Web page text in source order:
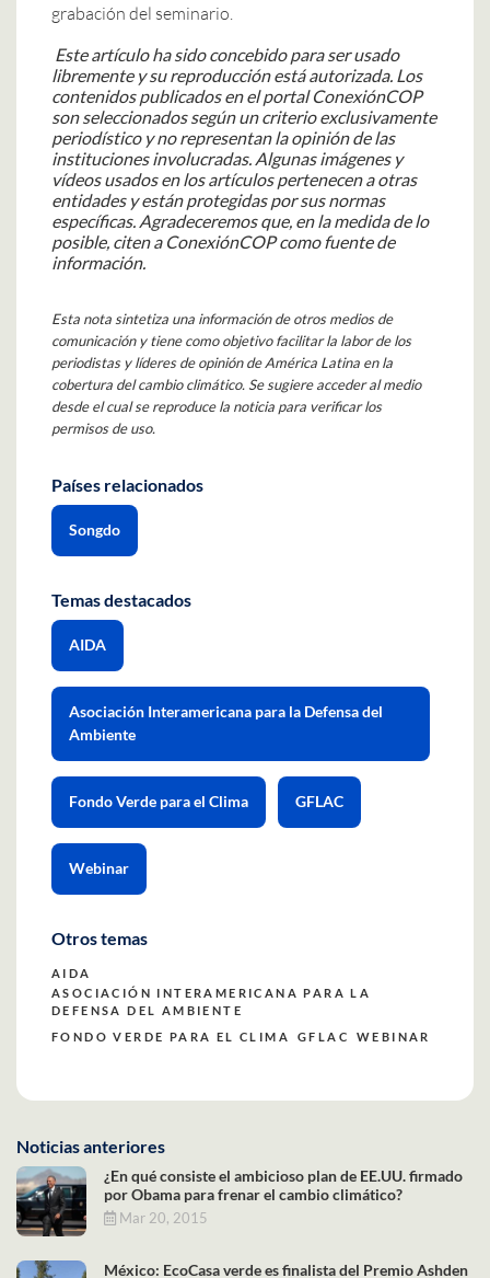
grabación del seminario.
Este artículo ha sido concebido para ser usado
libremente y su reproducción está autorizada. Los
contenidos publicados en el portal ConexiónCOP
son seleccionados según un criterio exclusivamente
periodístico y no representan la opinión de las
instituciones involucradas. Algunas imágenes y
vídeos usados en los artículos pertenecen a otras
entidades y están protegidas por sus normas
específicas. Agradeceremos que, en la medida de lo
posible, citen a ConexiónCOP como fuente de
información.
Esta nota sintetiza una información de otros medios de
comunicación y tiene como objetivo facilitar la labor de los
periodistas y líderes de opinión de América Latina en la
cobertura del cambio climático. Se sugiere acceder al medio
desde el cual se reproduce la noticia para verificar los
permisos de uso.
Países relacionados
Songdo
Temas destacados
AIDA
Asociación Interamericana para la Defensa del
Ambiente
Fondo Verde para el Clima GFLAC
Webinar
Otros temas
AIDA
ASOCIACIÓN INTERAMERICANA PARA LA
DEFENSA DEL AMBIENTE
FONDO VERDE PARA EL CLIMA
GFLAC WEBINAR
Noticias anteriores
¿En qué consiste el ambicioso plan de EE.UU. firmado
por Obama para frenar el cambio climático?
Mar 20, 2015
México: EcoCasa verde es finalista del Premio Ashden